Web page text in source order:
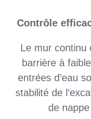
Contrôle
Le mur continu
barrière à
entrées d’eau
stabilité de
de